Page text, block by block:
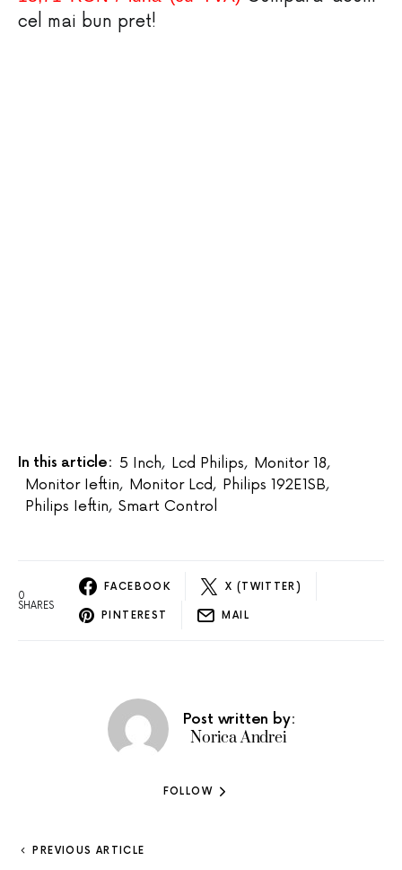
cel mai bun pret!
In this article: 5 Inch, Lcd Philips, Monitor 18,
Monitor Ieftin, Monitor Lcd, Philips 192E1SB,
Philips Ieftin, Smart Control
0
SHARES
FACEBOOK X (TWITTER)
PINTEREST MAIL
Post written by:
Norica Andrei
FOLLOW
PREVIOUS ARTICLE